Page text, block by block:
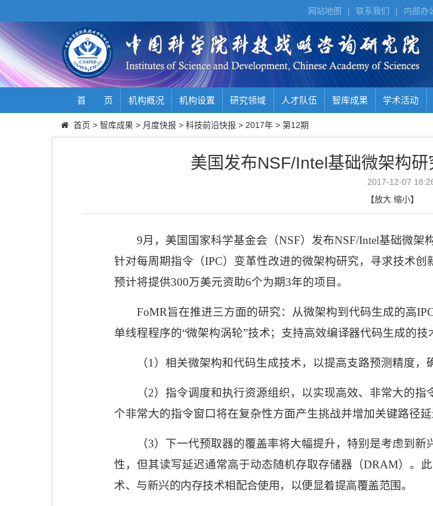
内部办
|
联系我们
|
网站地图
首 页 机构概况 机构设置 研究领域 人才队伍 智库成果 学术活动
首页 > 智库成果 > 月度快报 > 科技前沿快报 > 2017年 > 第12期
美国发布NSF/Intel基础微架构
2017-12-07
【放大 缩小】
9月，美国国家科学基金会（NSF）发布NSF/Intel基础微架
针对每周期指令（IPC）变革性改进的微架构研究，寻求技术
预计将提供300万美元资助6个为期3年的项目。
FoMR旨在推进三方面的研究：从微架构到代码生成的高
单线程程序的“微架构涡轮”技术；支持高效编译器代码生成的技
（1 ）相关微架构和代码生成技术，以提高支路预测精度，
（2）指令调度和执行资源组织，以实现高效、非常大的指
个非常大的指令窗口将在复杂性方面产生挑战并增加关键路径延
（3）下一代预取器的覆盖率将大幅提升，特别是考虑到
性，但其读写延迟通常高于动态随机存取存储器（DRAM）。
术、与新兴的内存技术相配合使用，以便显着提高覆盖范围。